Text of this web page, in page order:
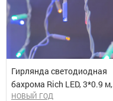
Гирлянда светодиодная
бахрома Rich LED, 3*0.9 м,
мульти (крас.,зелен., роз.)
НОВЫЙ ГОД